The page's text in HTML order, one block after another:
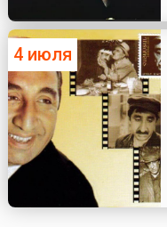
4 июля